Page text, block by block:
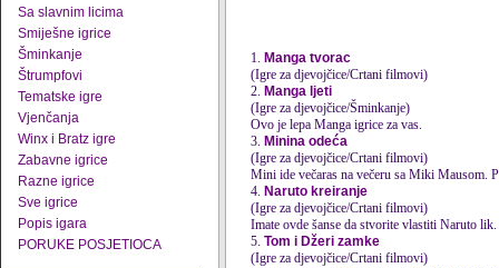
Sa slavnim licima
Smiješne igrice
Šminkanje
Štrumpfovi
Tematske igre
Vjenčanja
Winx i Bratz igre
Zabavne igrice
Razne igrice
Sve igrice
Popis igara
PORUKE POSJETIOCA
1. Manga tvorac
(Igre za djevojčice/Crtani filmovi)
2. Manga ljeti
(Igre za djevojčice/Šminkanje)
Ovo je lepa Manga igrice za vas.
3. Minina odeća
(Igre za djevojčice/Crtani filmovi)
Mini ide večaras na večeru sa Miki Mausom.
4. Naruto kreiranje
(Igre za djevojčice/Crtani filmovi)
Imate ovde šanse da stvorite vlastiti Naruto
5. Tom i Džeri zamke
(Igre za djevojčice/Crtani filmovi)